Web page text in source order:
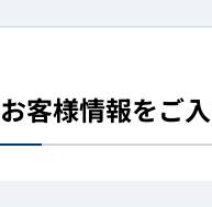
お客様情報をご